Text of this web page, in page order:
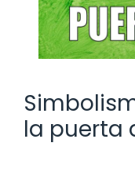
la puerta